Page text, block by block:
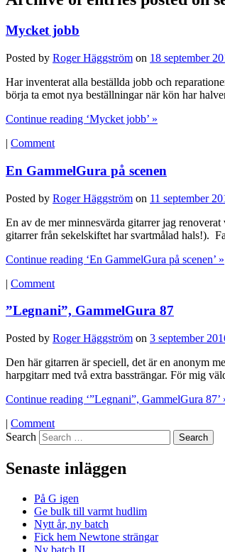
Mycket jobb
Posted by Roger Häggström on 18 september
Har inventerat alla beställda jobb och
börja ta emot nya beställningar när kön har
Continue reading ‘Mycket jobb’ »
| Comment
En GammelGura på scenen
Posted by Roger Häggström on 11 september
En av de mer minnesvärda gitarrer jag
gitarrer från sekelskiftet har svartmålad hals!).
Continue reading ‘En GammelGura på scenen’ »
| Comment
”Legnani”, GammelGura 87
Posted by Roger Häggström on 3 september
Den här gitarren är speciell, det är en anonym
harpgitarr med två extra bassträngar. För mig
Continue reading ‘”Legnani”, GammelGura 87’
| Comment
Search
Senaste inläggen
På G igen
Ge bulk till varmt hudlim
Nytt år, ny batch
Fick hem Newtone strängar
Ny batch II